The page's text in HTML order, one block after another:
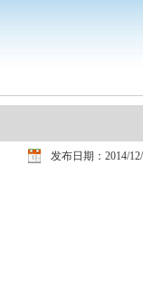
发布日期：2014/